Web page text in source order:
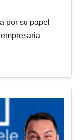
por su papel